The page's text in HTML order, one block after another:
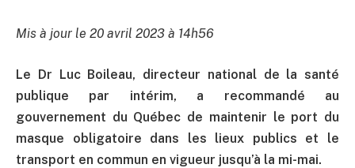
Mis à jour le 20 avril 2023 à 14h56
Le Dr Luc Boileau, directeur national de la santé
publique par intérim, a recommandé au
gouvernement du Québec de maintenir le port du
masque obligatoire dans les lieux publics et le
transport en commun en vigueur jusqu’à la mi-mai.